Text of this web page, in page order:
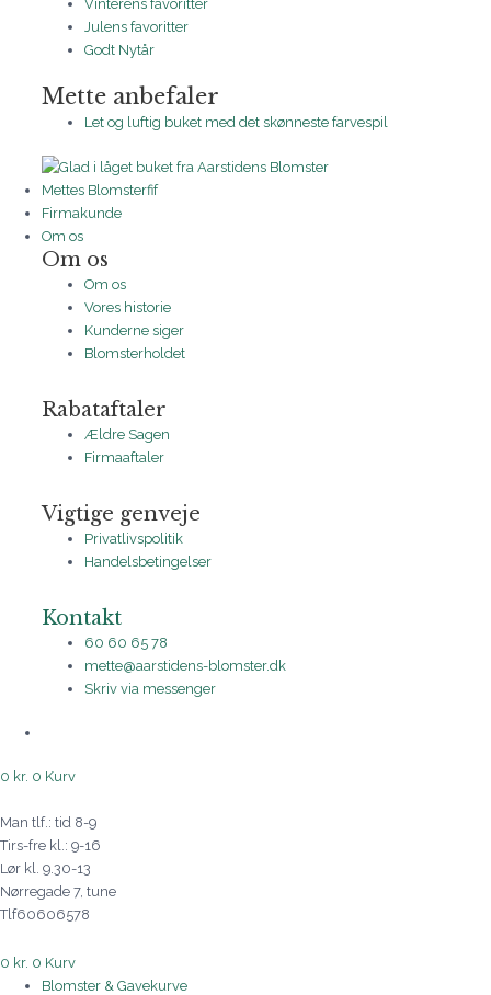
Vinterens favoritter
Julens favoritter
Godt Nytår
Mette anbefaler
Let og luftig buket med det skønneste farvespil
Mettes Blomsterfif
Firmakunde
Om os
Om os
Om os
Vores historie
Kunderne siger
Blomsterholdet
Rabataftaler
Ældre Sagen
Firmaaftaler
Vigtige genveje
Privatlivspolitik
Handelsbetingelser
Kontakt
60 60 65 78
mette@aarstidens-blomster.dk
Skriv via messenger
0 kr. 0 Kurv
Man tlf.: tid 8-9
Tirs-fre kl.: 9-16
Lør kl. 9.30-13
Nørregade 7, tune
Tlf60606578
0 kr. 0 Kurv
Blomster & Gavekurve